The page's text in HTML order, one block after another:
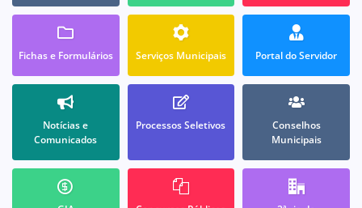
Fichas e Formulários Serviços Municipais Portal do Servidor
Notícias e
Comunicados
Processos Seletivos
Conselhos
Municipais